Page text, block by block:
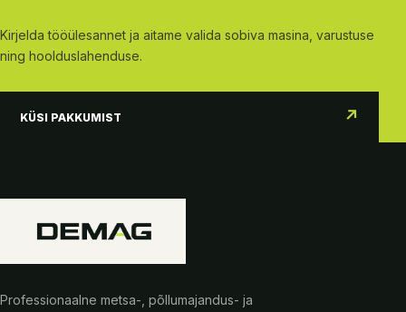
Kirjelda tööülesannet ja aitame valida sobiva masina, varustuse
ning hoolduslahenduse.
KÜSI PAKKUMIST ↗
Professionaalne metsa-, põllumajandus- ja